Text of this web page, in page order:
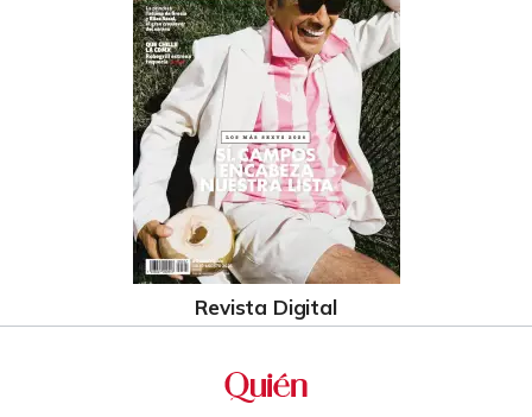
Revista Digital